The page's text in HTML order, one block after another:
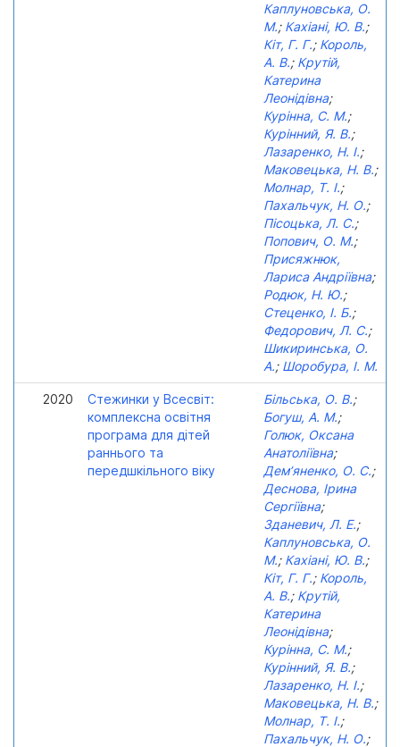
Каплуновська, О.
М.; Кахіані, Ю. В.;
Кіт, Г. Г.; Король,
А. В.; Крутій,
Катерина
Леонідівна;
Курінна, С. М.;
Курінний, Я. В.;
Лазаренко, Н. І.;
Маковецька, Н. В.;
Молнар, Т. І.;
Пахальчук, Н. О.;
Пісоцька, Л. С.;
Попович, О. М.;
Присяжнюк,
Лариса Андріївна;
Родюк, Н. Ю.;
Стеценко, І. Б.;
Федорович, Л. С.;
Шикиринська, О.
А.; Шоробура, І. М.
2020
Стежинки у Всесвіт:
комплексна освітня
програма для дітей
раннього та
передшкільного віку
Більська, О. В.;
Богуш, А. М.;
Голюк, Оксана
Анатоліївна;
Дем’яненко, О. С.;
Деснова, Ірина
Сергіївна;
Зданевич, Л. Е.;
Каплуновська, О.
М.; Кахіані, Ю. В.;
Кіт, Г. Г.; Король,
А. В.; Крутій,
Катерина
Леонідівна;
Курінна, С. М.;
Курінний, Я. В.;
Лазаренко, Н. І.;
Маковецька, Н. В.;
Молнар, Т. І.;
Пахальчук, Н. О.;